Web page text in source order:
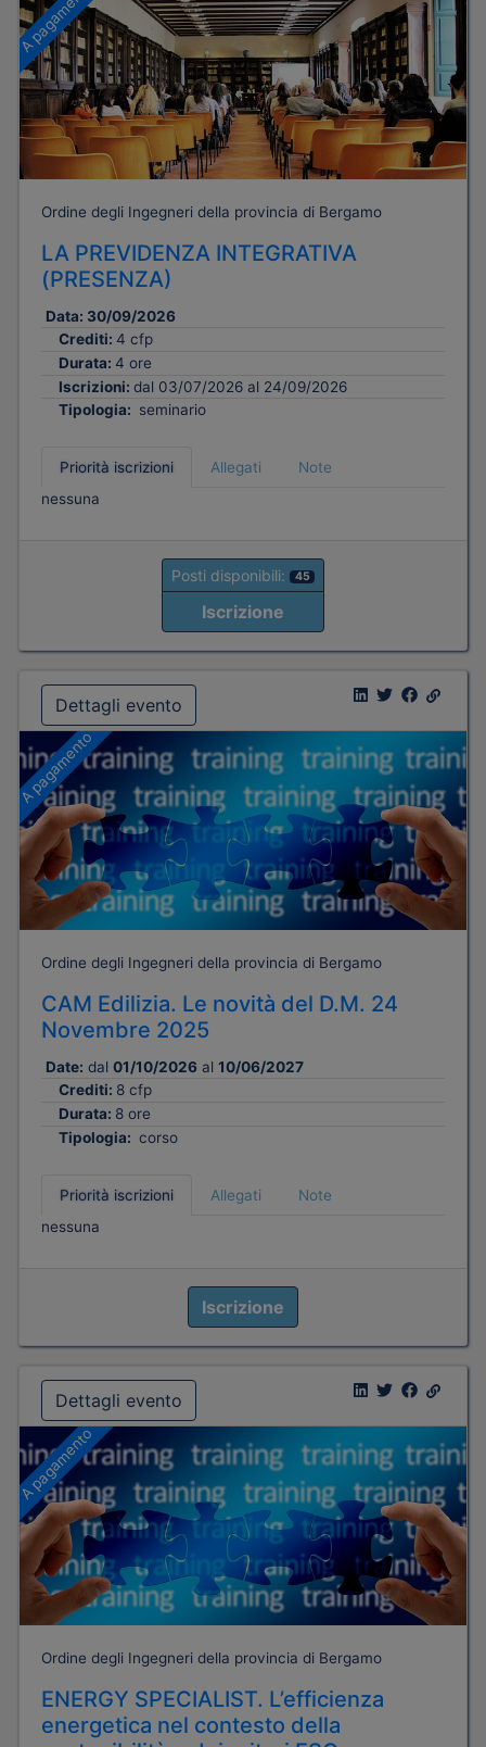
A pagamento
Ordine degli Ingegneri della provincia di Bergamo
LA PREVIDENZA INTEGRATIVA
(PRESENZA)
Data: 30/09/2026
Crediti: 4 cfp
Durata: 4 ore
Iscrizioni: dal 03/07/2026 al 24/09/2026
Tipologia: seminario
Priorità iscrizioni Allegati
Note
nessuna
Posti disponibili: 45
Iscrizione
Dettagli evento
A pagamento
Ordine degli Ingegneri della provincia di Bergamo
CAM Edilizia. Le novità del D.M. 24
Novembre 2025
Date: dal 01/10/2026 al 10/06/2027
Crediti: 8 cfp
Durata: 8 ore
Tipologia: corso
Priorità iscrizioni Allegati
Note
nessuna
Iscrizione
Dettagli evento
A pagamento
Ordine degli Ingegneri della provincia di Bergamo
ENERGY SPECIALIST. L’efficienza
energetica nel contesto della